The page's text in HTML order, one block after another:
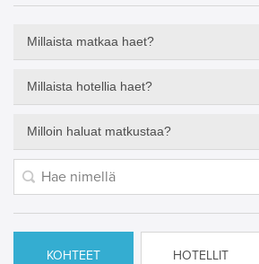
Millaista matkaa haet?
Millaista hotellia haet?
Milloin haluat matkustaa?
KOHTEET HOTELLIT